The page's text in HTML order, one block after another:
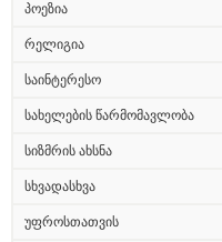
პოეზია
რელიგია
საინტერესო
სახელების წარმომავლობა
სიზმრის ახსნა
სხვადასხვა
უფროსთათვის